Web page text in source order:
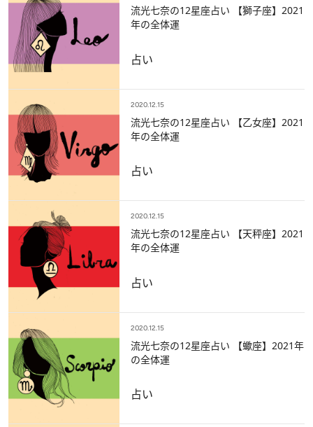
流光七奈の12星座占い 【獅子座】2021
年の全体運
占い
2020.12.15
流光七奈の12星座占い 【乙女座】2021
年の全体運
占い
2020.12.15
流光七奈の12星座占い 【天秤座】2021
年の全体運
占い
2020.12.15
流光七奈の12星座占い 【蠍座】2021年
の全体運
占い